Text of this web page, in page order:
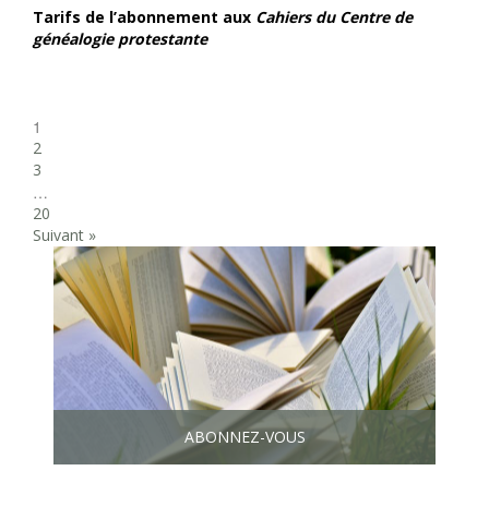
Tarifs de l’abonnement aux Cahiers du Centre de
généalogie protestante
1
2
3
…
20
Suivant »
ABONNEZ-VOUS